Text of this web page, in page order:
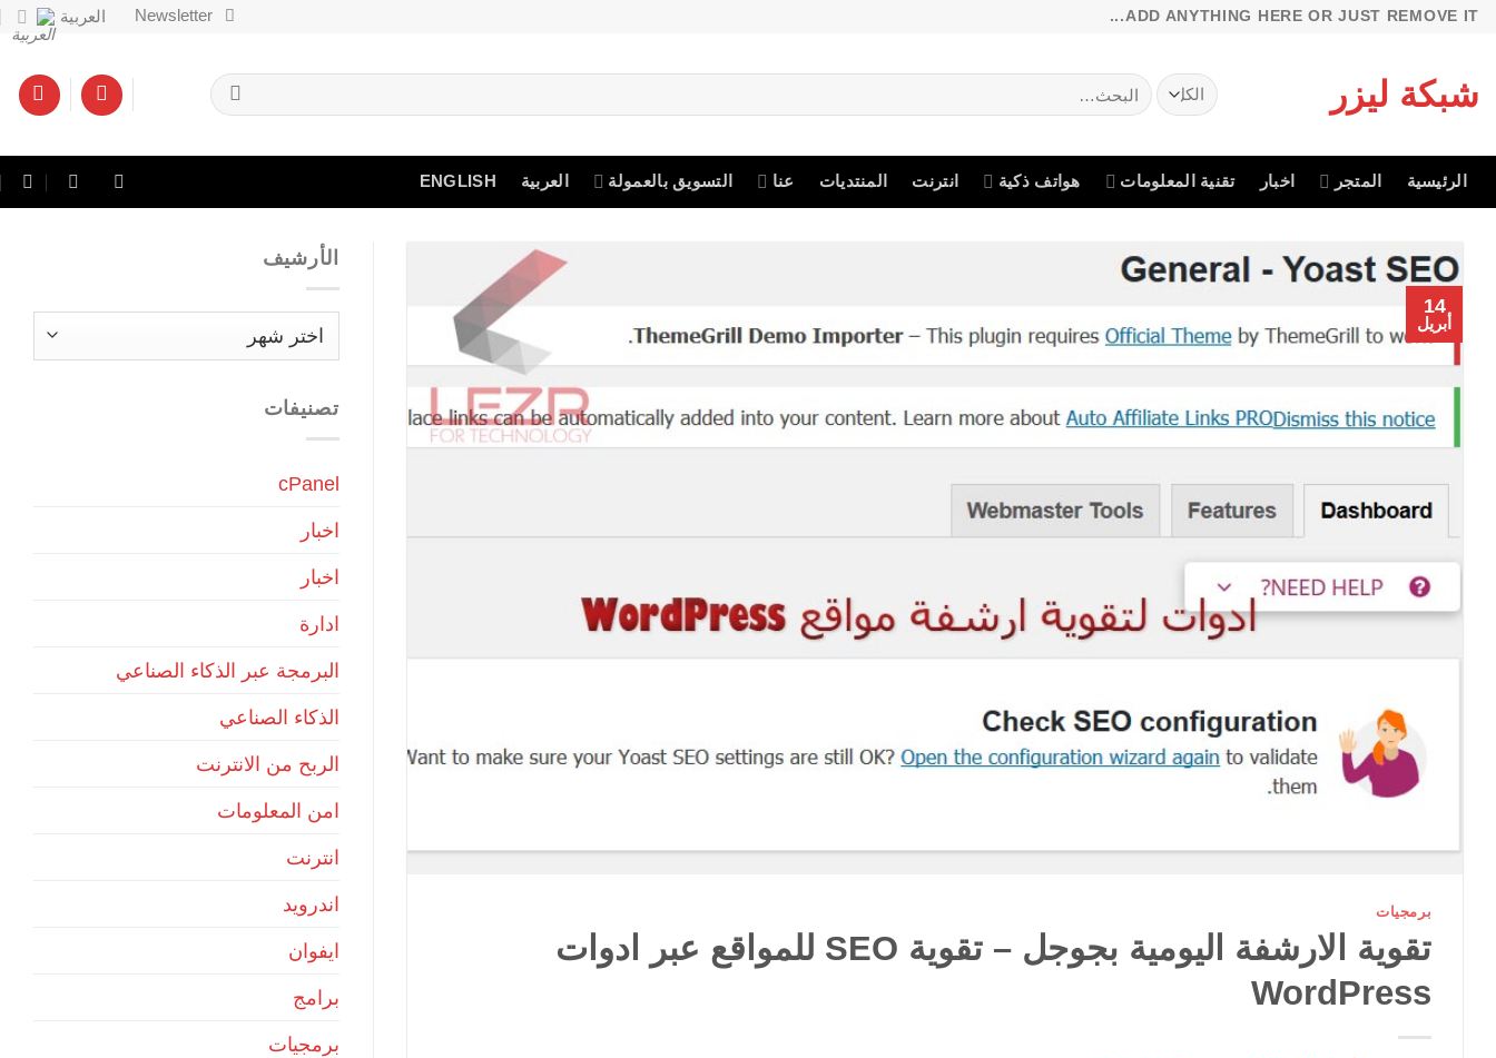
تخطي
ADD ANYTHING HERE OR JUST REMOVE IT...
Newsletter العربية
شبكة ليزر
البحث
عن:
الرئيسية المتجر اخبار تقنية المعلومات هواتف ذكية انترنت المنتديات عنا التسويق بالعمولة العربية ENGLISH
14
أبريل
برمجيات
تقوية الارشفة اليومية بجوجل – تقوية SEO للمواقع عبر ادوات
WordPress
الأرشيف
الأرشيف
تصنيفات
cPanel
اخبار
اخبار
ادارة
البرمجة عبر الذكاء الصناعي
الذكاء الصناعي
الربح من الانترنت
امن المعلومات
انترنت
اندرويد
ايفوان
برامج
برمجيات